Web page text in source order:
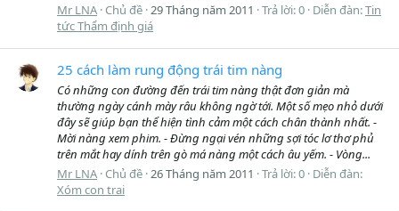
Mr LNA Chủ đề 29 Tháng năm 2011 Trả lời: 0 Diễn đàn:Tin
tức Thẩm định giá
25 cách làm rung động trái tim nàng
Có những con đường đến trái tim nàng thật đơn giản mà
thường ngày cánh mày râu không ngờ tới. Một số mẹo nhỏ dưới
đây sẽ giúp bạn thể hiện tình cảm một cách chân thành nhất. -
Mời nàng xem phim. - Đừng ngại vén những sợi tóc lơ thơ phủ
trên mắt hay dính trên gò má nàng một cách âu yếm. - Vòng...
Mr LNA Chủ đề 26 Tháng năm 2011 Trả lời: 0 Diễn đàn:
Xóm con trai